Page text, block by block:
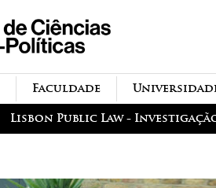
principal
Faculdade
Lisbon Public Law -